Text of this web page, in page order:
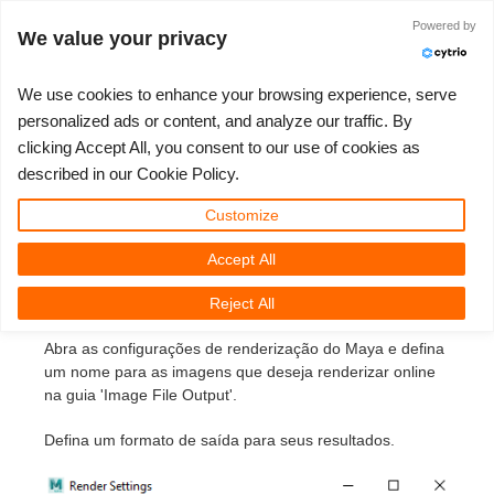
SUPPORT TICKET
Show Tickets
MINHA REBUS
ControlCenter
Unlimited Render
Support Ticket
Payment History
3D ARTIST OF THE YEAR
2023
2021
2020
COMPETIÇÕES
Creative 3D Lab. Challenge
Memories Challenge
Summer Vibes 3D Challenge
COMUNIDADE
Blog
RebusArt
Making-ofs
3D Artist of the Year
SUPORTE
Guia de instruções
Tutoriais
Contate o Suporte
PREÇOS
Preços e Descontos
Aluguel de Render Ilimitado
SOFTWARE 3D
3ds Max
Maya
Blender
Corona
VAMOS LÁ
Guia Rápido
TeamManager
Iniciar sessão
Como fazer upload de um
trabalho usando Maya e V-
Ray Renderer
Abra a cena que deseja enviar para a nuvem de
renderização no Maya com o V-Ray Renderer.
Abra as configurações de renderização do Maya e defina
um nome para as imagens que deseja renderizar online
na guia 'Image File Output'.
Defina um formato de saída para seus resultados.
We value your privacy
Powered by
We use cookies to enhance your browsing experience, serve
personalized ads or content, and analyze our traffic. By
clicking Accept All, you consent to our use of cookies as
described in our Cookie Policy.
Customize
Reject All
Accept All